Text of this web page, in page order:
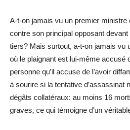
A-t-on jamais vu un premier ministre
contre son principal opposant devant
tiers? Mais surtout, a-t-on jamais vu
où le plaignant est lui-même accusé
personne qu’il accuse de l’avoir
à sourire si la tentative d’assassinat
dégâts collatéraux: au moins 16
graves, ce qui témoigne d’un